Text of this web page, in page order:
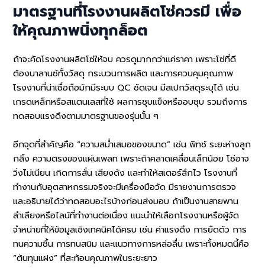
มาตรฐานที่โรงงานผลิตโซ่ควรมี เพื่อ
ให้คุณภาพนิ่งทุกล็อต
ถ้าจะคัดโรงงานผลิตโซ่ให้จบ ควรดูมากกว่าแค่ราคา เพราะโซ่ที่ดี
ต้องบาลานซ์ทั้งวัสดุ กระบวนการผลิต และการควบคุมคุณภาพ
โรงงานที่น่าเชื่อถือมักมีระบบ QC ชัดเจน มีสเปกวัสดุระบุได้ เช่น
เกรดเหล็กหรือสแตนเลสที่ใช้ ผลการชุบแข็งหรืออบชุบ รวมถึงการ
ทดสอบแรงดึงตามมาตรฐานของรุ่นนั้น ๆ
อีกจุดที่สำคัญคือ “ความสม่ำเสมอของขนาด” เช่น พิทช์ ระยะห่างลูก
กลิ้ง ความตรงของแผ่นเพลท เพราะถ้าคลาดเคลื่อนเล็กน้อย โซ่อาจ
วิ่งไม่เนียน เกิดการสั่น เสียงดัง และทำให้สเตอร์สึกไว โรงงานที่
ทำงานกับอุตสาหกรรมจริงจะมีเครื่องมือวัด มีรายงานการตรวจ
และอธิบายได้ว่าทดสอบอะไรบ้างก่อนส่งมอบ ถ้าเป็นงานสายพาน
ลำเลียงหรือไลน์ที่ทำงานต่อเนื่อง แนะนำให้เลือกโรงงานหรือผู้จัด
จำหน่ายที่ให้ข้อมูลเชิงเทคนิคได้ครบ เช่น ค่าแรงดึง การยืดตัว การ
ทนความชื้น การทนสนิม และแนวทางการหล่อลื่น เพราะทั้งหมดนี้คือ
“ต้นทุนแฝง” ที่สะท้อนคุณภาพในระยะยาว